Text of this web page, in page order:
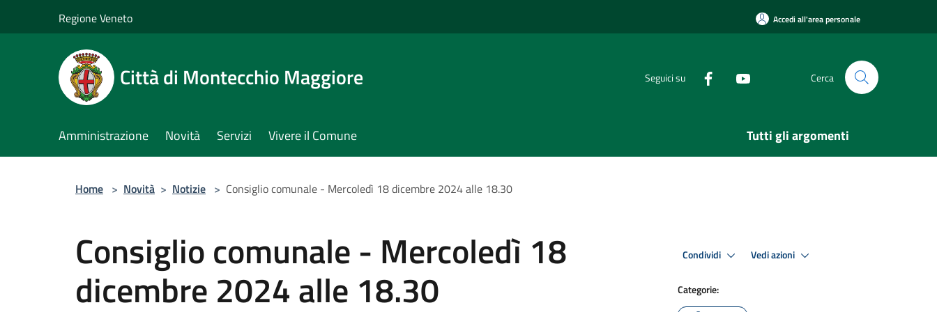
Regione Veneto Accedi all'area personale
Città di Montecchio Maggiore Seguici su Cerca
Amministrazione Novità Servizi Vivere il Comune Tutti gli argomenti
Home > Novità > Notizie > Consiglio comunale - Mercoledì 18 dicembre 2024 alle 18.30
Consiglio comunale - Mercoledì 18
dicembre 2024 alle 18.30
Condividi Vedi azioni
Categorie: